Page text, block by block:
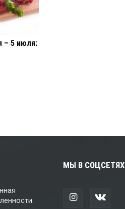
– 5 июля:
МЫ В СОЦСЕТЯХ